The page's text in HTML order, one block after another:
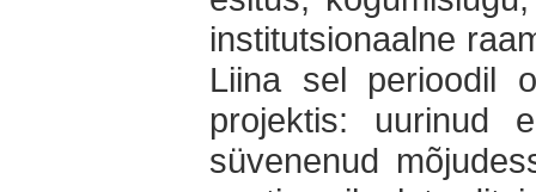
institutsionaalne
Liina sel perioodil
projektis: uurinud
süvenenud